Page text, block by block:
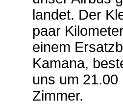
landet. Der
paar
einem
Kamana,
uns um
Zimmer.